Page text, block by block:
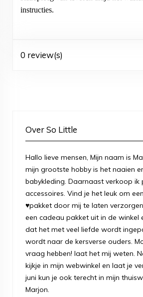
instructies.
0 review(s)
Over So Little
Hallo lieve mensen, Mijn naam is
mijn grootste hobby is het naaien
babykleding. Daarnaast verkoop ik
accessoires. Vind je het leuk om
♥pakket door mij te laten
een cadeau pakket uit in de winkel
dat het met veel liefde wordt
wordt naar de kersverse ouders.
vraag hebben! laat het mij weten.
kijkje in mijn webwinkel en laat je
juni kun je ook terecht in mijn
Marjon.